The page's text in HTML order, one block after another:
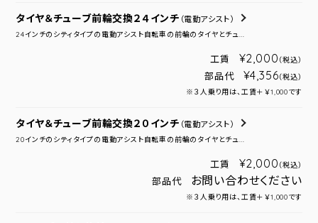
タイヤ＆チューブ前輪交換２４インチ （電動アシスト）
24インチのシティタイプの電動アシスト自転車の前輪のタイヤとチュ...
工賃 ¥2,000 （税込）
部品代 ¥4,356（税込）
※３人乗り用は、工賃＋￥1,000です
タイヤ＆チューブ前輪交換２０インチ （電動アシスト）
20インチのシティタイプの電動アシスト自転車の前輪のタイヤとチュ...
工賃 ¥2,000 （税込）
部品代 お問い合わせください
※３人乗り用は、工賃＋￥1,000です